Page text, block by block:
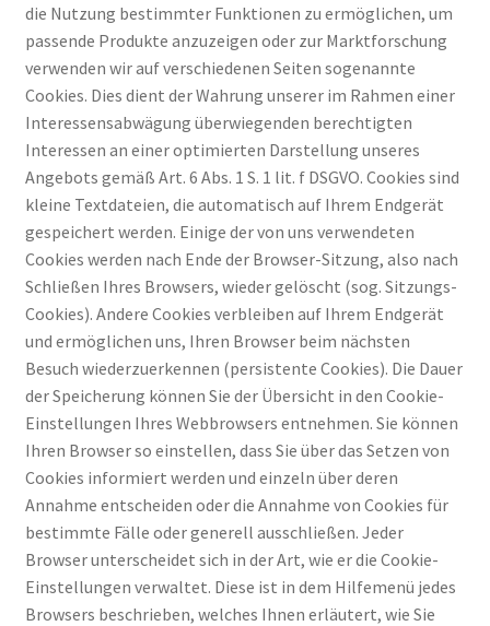
die Nutzung bestimmter Funktionen zu ermöglichen, um
passende Produkte anzuzeigen oder zur Marktforschung
verwenden wir auf verschiedenen Seiten sogenannte
Cookies. Dies dient der Wahrung unserer im Rahmen einer
Interessensabwägung überwiegenden berechtigten
Interessen an einer optimierten Darstellung unseres
Angebots gemäß Art. 6 Abs. 1 S. 1 lit. f DSGVO. Cookies sind
kleine Textdateien, die automatisch auf Ihrem Endgerät
gespeichert werden. Einige der von uns verwendeten
Cookies werden nach Ende der Browser-Sitzung, also nach
Schließen Ihres Browsers, wieder gelöscht (sog. Sitzungs-
Cookies). Andere Cookies verbleiben auf Ihrem Endgerät
und ermöglichen uns, Ihren Browser beim nächsten
Besuch wiederzuerkennen (persistente Cookies). Die Dauer
der Speicherung können Sie der Übersicht in den Cookie-
Einstellungen Ihres Webbrowsers entnehmen. Sie können
Ihren Browser so einstellen, dass Sie über das Setzen von
Cookies informiert werden und einzeln über deren
Annahme entscheiden oder die Annahme von Cookies für
bestimmte Fälle oder generell ausschließen. Jeder
Browser unterscheidet sich in der Art, wie er die Cookie-
Einstellungen verwaltet. Diese ist in dem Hilfemenü jedes
Browsers beschrieben, welches Ihnen erläutert, wie Sie